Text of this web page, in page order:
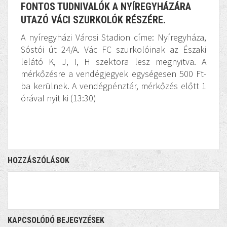
FONTOS TUDNIVALÓK A NYÍREGYHÁZÁRA
UTAZÓ VÁCI SZURKOLÓK RÉSZÉRE.
A nyíregyházi Városi Stadion címe: Nyíregyháza,
Sóstói út 24/A. Vác FC szurkolóinak az Északi
lelátó K, J, I, H szektora lesz megnyitva. A
mérkőzésre a vendégjegyek egységesen 500 Ft-
ba kerülnek. A vendégpénztár, mérkőzés előtt 1
órával nyit ki (13:30)
HOZZÁSZÓLÁSOK
KAPCSOLÓDÓ BEJEGYZÉSEK